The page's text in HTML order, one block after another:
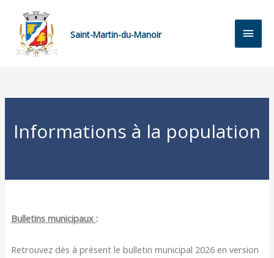
Saint-Martin-du-Manoir
Informations à la population
Bulletinsmunicipaux :
Retrouvez dès à présent le bulletin municipal 2026 en version